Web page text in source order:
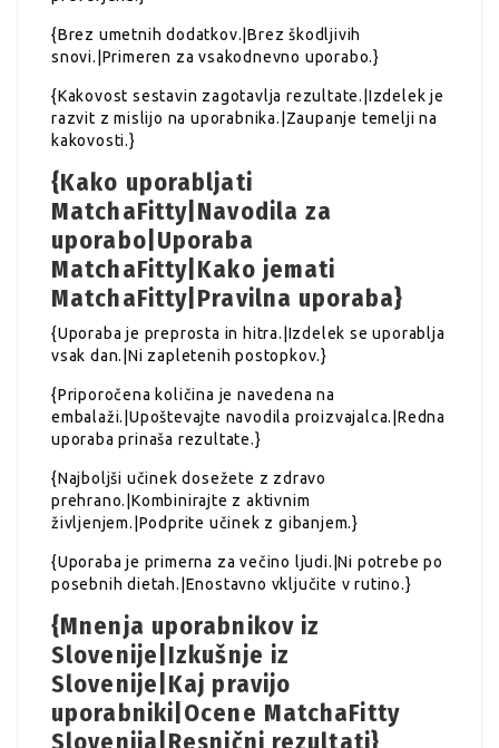
{Brez umetnih dodatkov.|Brez škodljivih
snovi.|Primeren za vsakodnevno uporabo.}
{Kakovost sestavin zagotavlja rezultate.|Izdelek je
razvit z mislijo na uporabnika.|Zaupanje temelji na
kakovosti.}
{Kako uporabljati
MatchaFitty|Navodila za
uporabo|Uporaba
MatchaFitty|Kako jemati
MatchaFitty|Pravilna uporaba}
{Uporaba je preprosta in hitra.|Izdelek se uporablja
vsak dan.|Ni zapletenih postopkov.}
{Priporočena količina je navedena na
embalaži.|Upoštevajte navodila proizvajalca.|Redna
uporaba prinaša rezultate.}
{Najboljši učinek dosežete z zdravo
prehrano.|Kombinirajte z aktivnim
življenjem.|Podprite učinek z gibanjem.}
{Uporaba je primerna za večino ljudi.|Ni potrebe po
posebnih dietah.|Enostavno vključite v rutino.}
{Mnenja uporabnikov iz
Slovenije|Izkušnje iz
Slovenije|Kaj pravijo
uporabniki|Ocene MatchaFitty
Slovenija|Resnični rezultati}